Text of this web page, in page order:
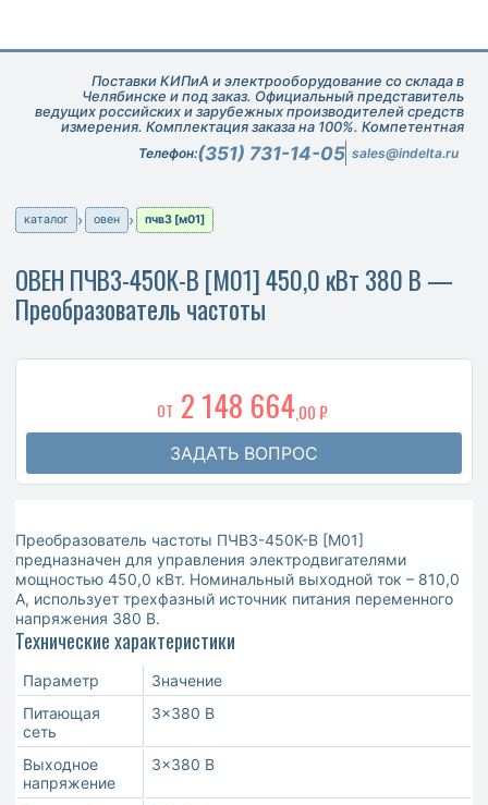
Поставки КИПиА и электрооборудование со склада в
Челябинске и под заказ. Официальный представитель
ведущих российских и зарубежных производителей средств
измерения. Комплектация заказа на 100%. Компетентная
техническая поддержка при подборе оборудования.
Телефон:(351) 731-14-05 sales@indelta.ru
каталог овен пчв3 [м01]
ОВЕН ПЧВ3-450К-В [М01] 450,0 кВт 380 В —
Преобразователь частоты
ОТ 2 148 664,00 ₽
ЗАДАТЬ ВОПРОС
Преобразователь частоты ПЧВ3-450К-В [М01]
предназначен для управления электродвигателями
мощностью 450,0 кВт. Номинальный выходной ток – 810,0
А, использует трехфазный источник питания переменного
напряжения 380 В.
Технические характеристики
Параметр
Значение
Питающая
сеть
3×380 В
Выходное
напряжение
3×380 В